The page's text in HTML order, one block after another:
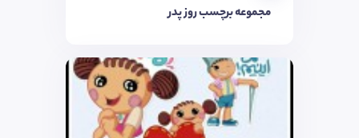
مجموعه برچسب روز پدر